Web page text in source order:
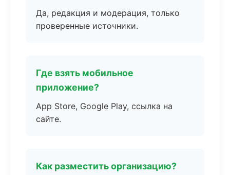
Да, редакция и модерация, только
проверенные источники.
Где взять мобильное
приложение?
App Store, Google Play, ссылка на
сайте.
Как разместить организацию?